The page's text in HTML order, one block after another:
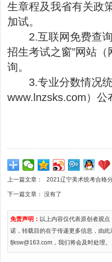
生章程及我省有关政
加试。
2.互联网免费查询
招生考试之窗”网站（
询。
3.专业分数情况统
www.lnzsks.com）公
上一篇文章： 2021辽宁美术统考合格
下一篇文章： 没有了
免责声明： 以上内容仅代表原创者观
诺，转载目的在于传递更多信息，由
fjksw@163.com，我们将会及时处理。